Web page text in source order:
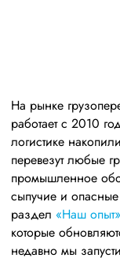
На рынке
работает с 2010
логистике
перевезут любые
промышленное
сыпучие и
раздел «Наш опыт»
которые
недавно мы